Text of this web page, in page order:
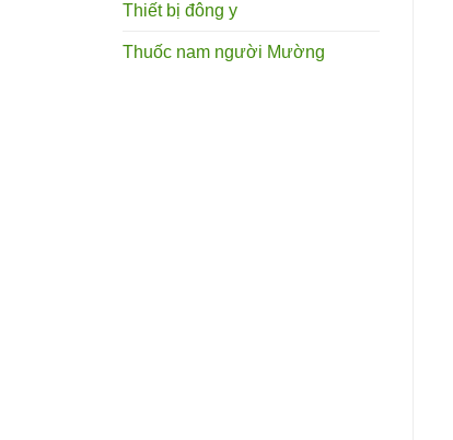
Thiết bị đông y
Thuốc nam người Mường